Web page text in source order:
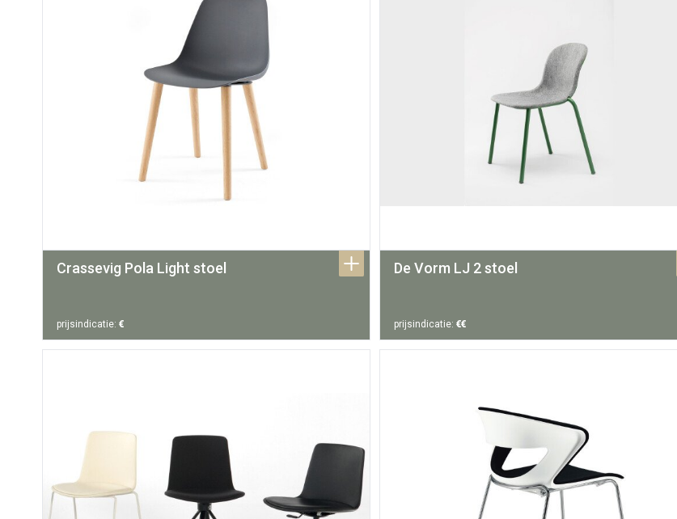
Crassevig Pola Light stoel
prijsindicatie: €
De Vorm LJ 2 stoel
prijsindicatie: €€